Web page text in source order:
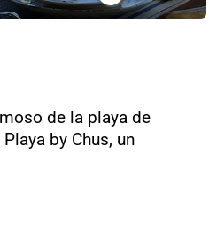
de la playa de
by Chus, un